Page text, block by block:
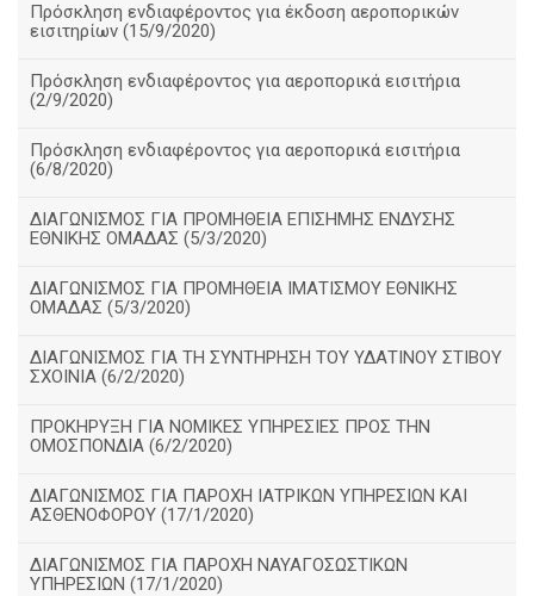
Πρόσκληση ενδιαφέροντος για έκδοση αεροπορικών
εισιτηρίων (15/9/2020)
Πρόσκληση ενδιαφέροντος για αεροπορικά εισιτήρια
(2/9/2020)
Πρόσκληση ενδιαφέροντος για αεροπορικά εισιτήρια
(6/8/2020)
ΔΙΑΓΩΝΙΣΜΟΣ ΓΙΑ ΠΡΟΜΗΘΕΙΑ ΕΠΙΣΗΜΗΣ ΕΝΔΥΣΗΣ
ΕΘΝΙΚΗΣ ΟΜΑΔΑΣ (5/3/2020)
ΔΙΑΓΩΝΙΣΜΟΣ ΓΙΑ ΠΡΟΜΗΘΕΙΑ ΙΜΑΤΙΣΜΟΥ ΕΘΝΙΚΗΣ
ΟΜΑΔΑΣ (5/3/2020)
ΔΙΑΓΩΝΙΣΜΟΣ ΓΙΑ ΤΗ ΣΥΝΤΗΡΗΣΗ ΤΟΥ ΥΔΑΤΙΝΟΥ ΣΤΙΒΟΥ
ΣΧΟΙΝΙΑ (6/2/2020)
ΠΡΟΚΗΡΥΞΗ ΓΙΑ ΝΟΜΙΚΕΣ ΥΠΗΡΕΣΙΕΣ ΠΡΟΣ ΤΗΝ
ΟΜΟΣΠΟΝΔΙΑ (6/2/2020)
ΔΙΑΓΩΝΙΣΜΟΣ ΓΙΑ ΠΑΡΟΧΗ ΙΑΤΡΙΚΩΝ ΥΠΗΡΕΣΙΩΝ ΚΑΙ
ΑΣΘΕΝΟΦΟΡΟΥ (17/1/2020)
ΔΙΑΓΩΝΙΣΜΟΣ ΓΙΑ ΠΑΡΟΧΗ ΝΑΥΑΓΟΣΩΣΤΙΚΩΝ
ΥΠΗΡΕΣΙΩΝ (17/1/2020)